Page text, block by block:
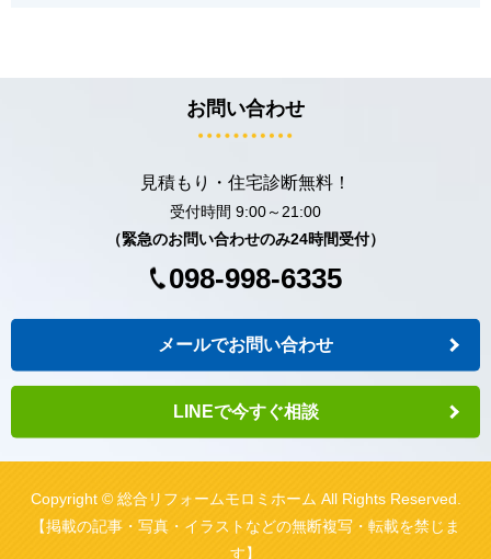
お問い合わせ
見積もり・住宅診断無料！
受付時間 9:00～21:00
（緊急のお問い合わせのみ24時間受付）
098-998-6335
メールでお問い合わせ
LINEで今すぐ相談
Copyright © 総合リフォームモロミホーム All Rights Reserved.
【掲載の記事・写真・イラストなどの無断複写・転載を禁じま
す】